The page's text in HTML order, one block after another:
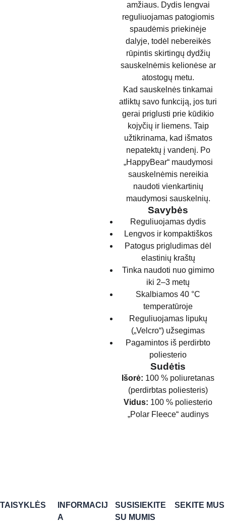
amžiaus. Dydis lengvai
reguliuojamas patogiomis
spaudėmis priekinėje
dalyje, todėl nebereikės
rūpintis skirtingų dydžių
sauskelnėmis kelionėse ar
atostogų metu.
Kad sauskelnės tinkamai
atliktų savo funkciją, jos turi
gerai priglusti prie kūdikio
kojyčių ir liemens. Taip
užtikrinama, kad išmatos
nepatektų į vandenį. Po
„HappyBear“ maudymosi
sauskelnėmis nereikia
naudoti vienkartinių
maudymosi sauskelnių.
Savybės
Reguliuojamas dydis
Lengvos ir kompaktiškos
Patogus prigludimas dėl
elastinių kraštų
Tinka naudoti nuo gimimo
iki 2–3 metų
Skalbiamos 40 °C
temperatūroje
Reguliuojamas lipukų
(„Velcro“) užsegimas
Pagamintos iš perdirbto
poliesterio
Sudėtis
Išorė: 100 % poliuretanas
(perdirbtas poliesteris)
Vidus: 100 % poliesterio
„Polar Fleece“ audinys
SUSISIEKITE
SU MUMIS
SEKITE MUS
INFORMACIJ
A
TAISYKLĖS